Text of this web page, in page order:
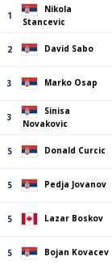
1
Nikola
Stancevic
2 David Sabo
3 Marko Osap
3
Sinisa
Novakovic
5 Donald Curcic
5 Pedja Jovanov
5 Lazar Boskov
5 Bojan Kovacev